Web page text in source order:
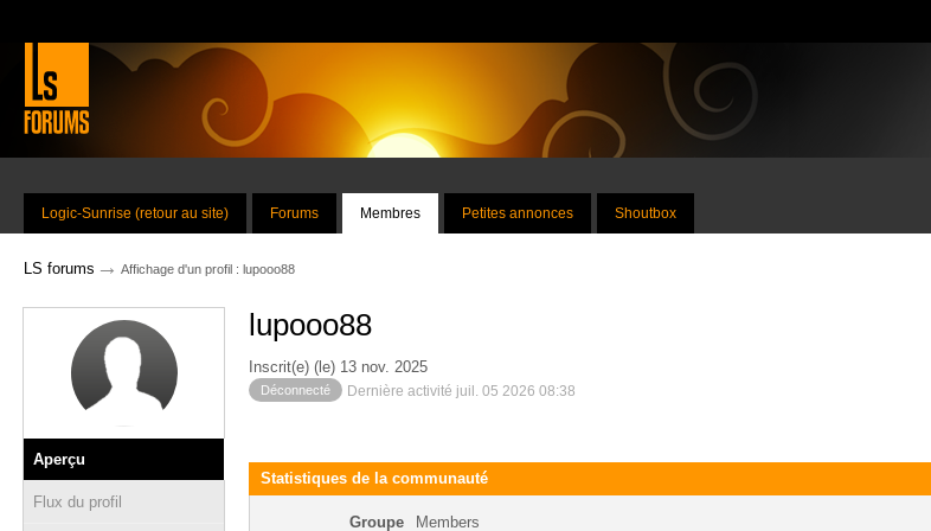
Logic-Sunrise (retour au site) Forums Membres Petites annonces Shoutbox
LS forums → Affichage d'un profil : lupooo88
Aperçu
Flux du profil
lupooo88
Inscrit(e) (le) 13 nov. 2025
Déconnecté Dernière activité juil. 05 2026 08:38
Statistiques de la communauté
Groupe Members